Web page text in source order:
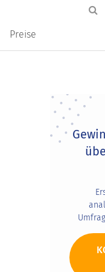
Preise
Primary
Sidebar